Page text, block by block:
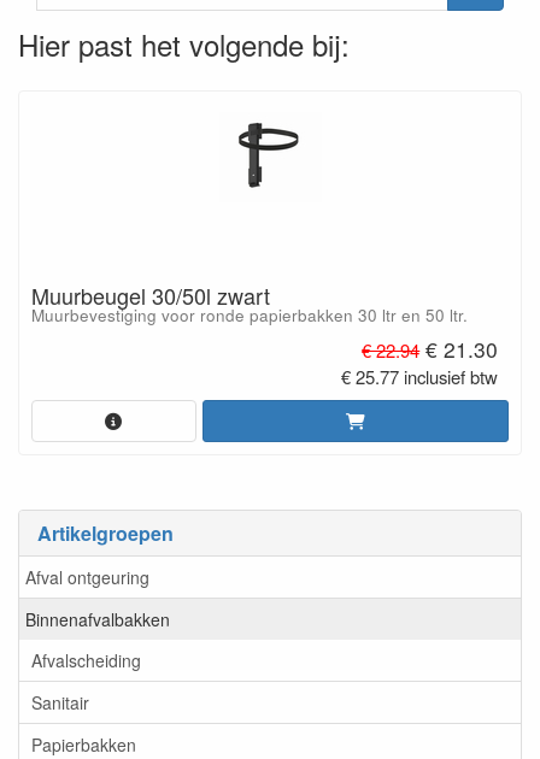
Artikelgroepen
Afval ontgeuring
Binnenafvalbakken
Afvalscheiding
Sanitair
Papierbakken
Hier past het volgende bij:
Muurbeugel 30/50l zwart
Muurbevestiging voor ronde papierbakken 30 ltr en 50 ltr.
€ 22.94€ 21.30
€ 25.77 inclusief btw